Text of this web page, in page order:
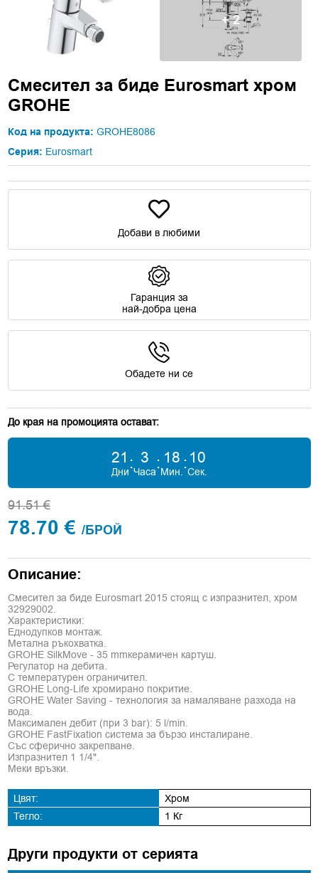
+ 2
Смесител за биде Eurosmart хром
GROHE
Код на продукта: GROHE8086
Серия: Eurosmart
Добави в любими
Гаранция за
най-добра цена
Обадете ни се
До края на промоцията остават:
21
Дни: 3
Часа: 18
Мин.: 9
Сек.
91.51 €
78.70 € /БРОЙ
Описание:
Смесител за биде Eurosmart 2015 стоящ с изпразнител, хром
32929002.
Характеристики:
Еднодупков монтаж.
Метална ръкохватка.
GROHE SilkMove - 35 mmкерамичен картуш.
Регулатор на дебита.
С температурен ограничител.
GROHE Long-Life хромирано покритие.
GROHE Water Saving - технология за намаляване разхода на
вода.
Максимален дебит (при 3 bar): 5 l/min.
GROHE FastFixation система за бързо инсталиране.
Със сферично закрепване.
Изпразнител 1 1/4".
Меки връзки.
Цвят:
Хром
Тегло:
1 Кг
Други продукти от серията